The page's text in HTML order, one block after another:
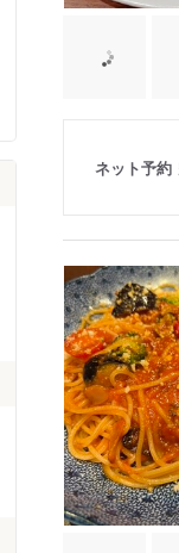
ネット予約